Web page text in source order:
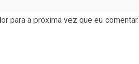
para a próxima vez que eu comentar.